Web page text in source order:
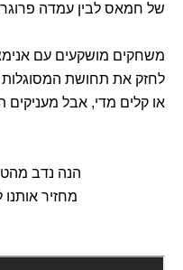
של חמאס לבין עמדה
משחקים מושקעים עם
לחזק את תחושת המסוגלות
או קלים מדי, אבל
הנה נדב
מחזיר